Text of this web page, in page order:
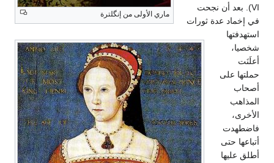
ماري الأولى من إنگلترة
VI). بعد أن نجحت
في إخماد عدة ثورات
استهدفتها
شخصيا،
أعلَنَت
حملتها على
أصحاب
المذاهب
الأخرى،
فاضطهدت
أتباعها حتى
أطلق عليها